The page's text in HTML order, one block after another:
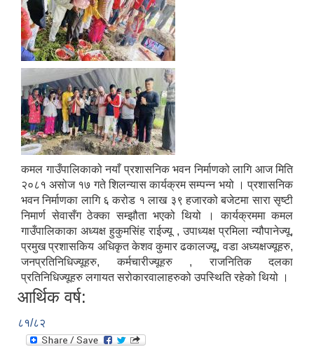
कमल गाउँपालिकाको नयाँ प्रशासनिक भवन निर्माणको लागि आज मिति
२०८१ असोज १७ गते शिलन्यास कार्यक्रम सम्पन्न भयो । प्रशासनिक
भवन निर्माणका लागि ६ करोड १ लाख ३९ हजारको बजेटमा सारा सृष्टी
निमार्ण सेवासँग ठेक्का सम्झौता भएको थियो । कार्यक्रममा कमल
गाउँपालिकाका अध्यक्ष हुकुमसिंह राईज्यू , उपाध्यक्ष प्रमिला न्यौपानेज्यू,
प्रमुख प्रशासकिय अधिकृत केशव कुमार ढकालज्यू, वडा अध्यक्षज्यूहरु,
जनप्रतिनिधिज्यूहरु, कर्मचारीज्यूहरु , राजनितिक दलका
प्रतिनिधिज्यूहरु लगायत सरोकारवालाहरुको उपस्थिति रहेको थियो ।
आर्थिक वर्ष:
८१/८२